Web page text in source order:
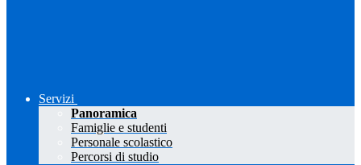
Servizi
Panoramica
Famiglie e studenti
Personale scolastico
Percorsi di studio